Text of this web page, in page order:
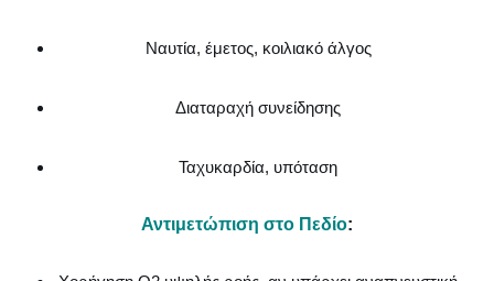
Ναυτία, έμετος, κοιλιακό άλγος
Διαταραχή συνείδησης
Ταχυκαρδία, υπόταση
Αντιμετώπιση στο Πεδίο: